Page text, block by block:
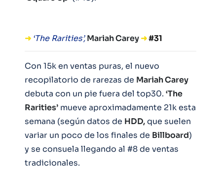
➜ ‘The Rarities’,Mariah Carey➜#31
Con 15k en ventas puras, el nuevo
recopilatorio de rarezas de Mariah Carey
debuta con un pie fuera del top30. ‘The
Rarities’ mueve aproximadamente 21k esta
semana (según datos de HDD,que suelen
variar un poco de los finales de Billboard)
y se consuela llegando al #8 de ventas
tradicionales.